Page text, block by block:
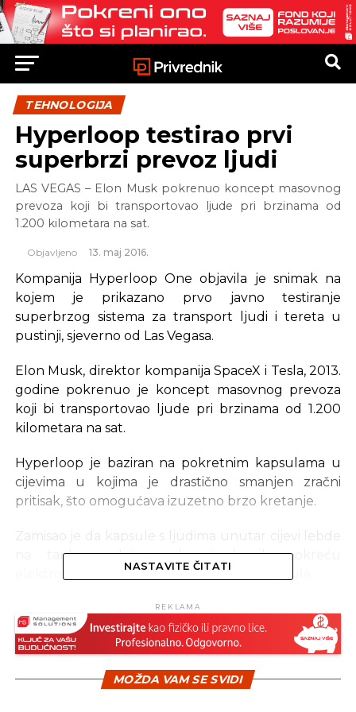
TEHNOLOGIJA
Hyperloop testirao prvi
superbrzi prevoz ljudi
LAS VEGAS – Elon Musk pokrenuo koncept masovnog
prevoza koji bi transportovao ljude pri brzinama od
1.200 kilometara na sat.
Objavljeno 13. maj 2016.
Kompanija Hyperloop One objavila je snimak na
kojem je prikazano prvo javno testiranje
superbrzog sistema za transport ljudi i tereta u
pustinji, sjeverno od Las Vegasa.
Elon Musk, direktor kompanija SpaceX i Tesla, 2013.
godine pokrenuo je koncept masovnog prevoza
koji bi transportovao ljude pri brzinama od 1.200
kilometara na sat.
Hyperloop je baziran na pokretnim kapsulama u
cijevima u kojima je drastično smanjen zračni
pritisak, što omogućava izuzetno brzo kretanje.
Zamisao je da kapsule s ljudima unutar cijevi lebde
na tankom sloju zraka i da ih pokreću
elektromagnetni motori unutar svake kapsule.
Kompanija, koja je promijenila ime iz Hyperloop
Technologies u Hyperloop One na dan testiranja,
saopštila je da je prikupila 80 miliona dolara i
napravila brojna partnerstva.
NASTAVITE ČITATI
REKLAMA
MOŽDA VAM SE SVIDI